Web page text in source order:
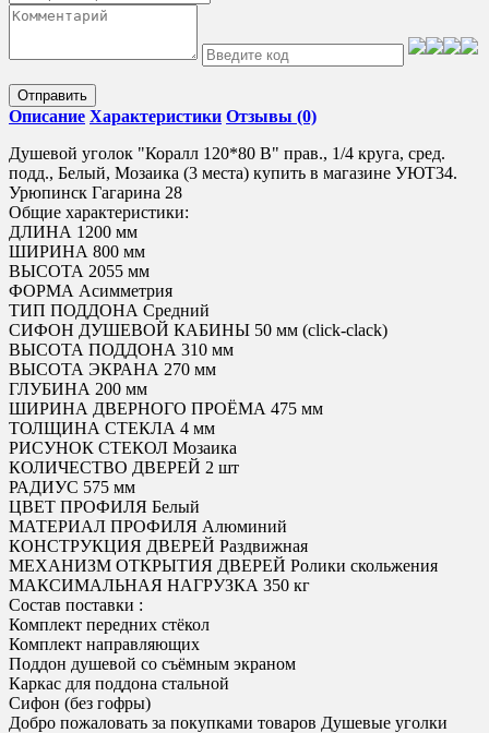
Отправить
Описание Характеристики Отзывы (0)
Душевой уголок "Коралл 120*80 В" прав., 1/4 круга, сред.
подд., Белый, Мозаика (3 места) купить в магазине УЮТ34.
Урюпинск Гагарина 28
Общие характеристики:
ДЛИНА 1200 мм
ШИРИНА 800 мм
ВЫСОТА 2055 мм
ФОРМА Асимметрия
ТИП ПОДДОНА Средний
СИФОН ДУШЕВОЙ КАБИНЫ 50 мм (click-clack)
ВЫСОТА ПОДДОНА 310 мм
ВЫСОТА ЭКРАНА 270 мм
ГЛУБИНА 200 мм
ШИРИНА ДВЕРНОГО ПРОЁМА 475 мм
ТОЛЩИНА СТЕКЛА 4 мм
РИСУНОК СТЕКОЛ Мозаика
КОЛИЧЕСТВО ДВЕРЕЙ 2 шт
РАДИУС 575 мм
ЦВЕТ ПРОФИЛЯ Белый
МАТЕРИАЛ ПРОФИЛЯ Алюминий
КОНСТРУКЦИЯ ДВЕРЕЙ Раздвижная
МЕХАНИЗМ ОТКРЫТИЯ ДВЕРЕЙ Ролики скольжения
МАКСИМАЛЬНАЯ НАГРУЗКА 350 кг
Состав поставки :
Комплект передних стёкол
Комплект направляющих
Поддон душевой со съёмным экраном
Каркас для поддона стальной
Сифон (без гофры)
Добро пожаловать за покупками товаров Душевые уголки